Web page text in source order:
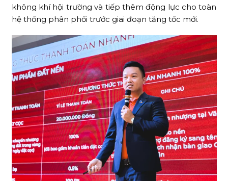
không khí hội trường và tiếp thêm động lực cho toàn
hệ thống phân phối trước giai đoạn tăng tốc mới.